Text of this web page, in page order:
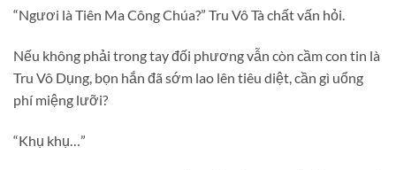
“Ngươi là Tiên Ma Công Chúa?” Tru Vô Tà chất vấn hỏi.
Nếu không phải trong tay đối phương vẫn còn cầm con tin là
Tru Vô Dụng, bọn hắn đã sớm lao lên tiêu diệt, cần gì uổng
phí miệng lưỡi?
“Khụ khụ…”